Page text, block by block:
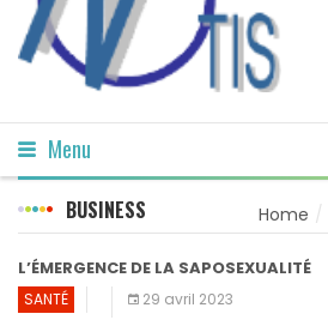
Menu
BUSINESS Home
L’ÉMERGENCE DE LA SAPOSEXUALITÉ
SANTÉ 29 avril 2023